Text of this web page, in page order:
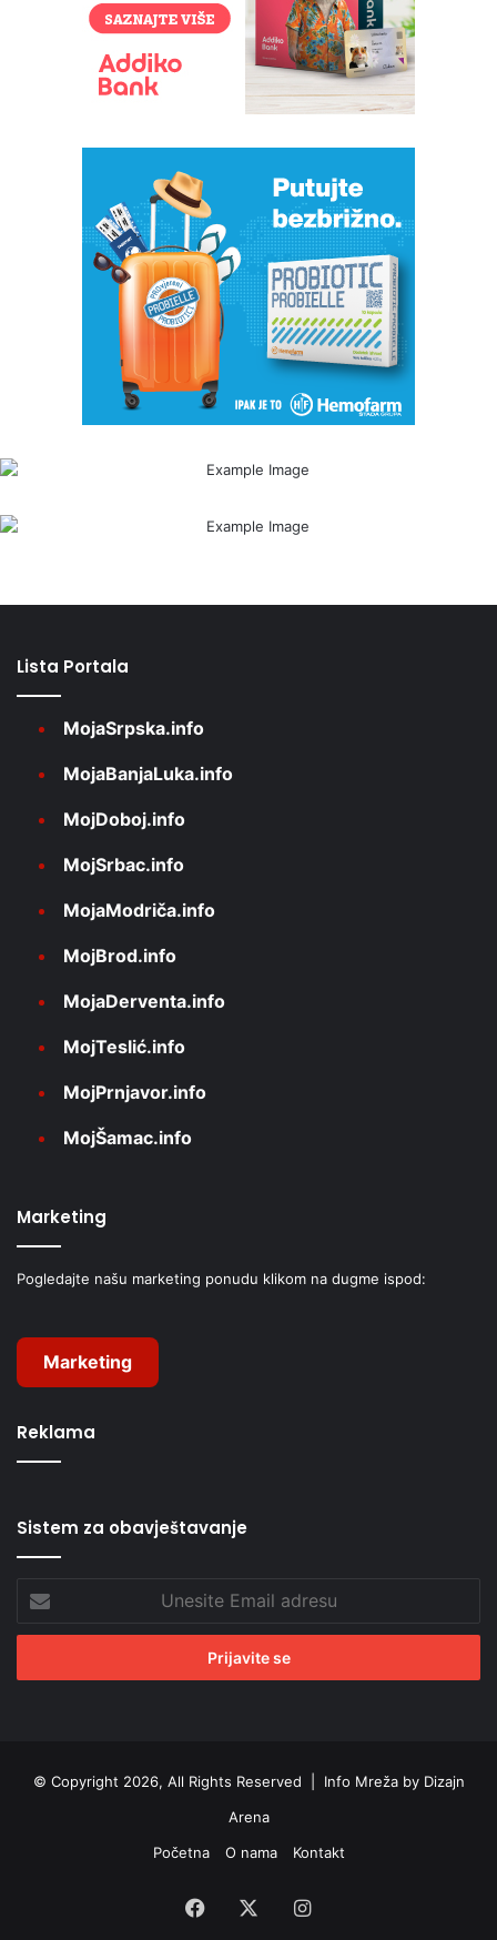
Lista Portala
MojaSrpska.info
MojaBanjaLuka.info
MojDoboj.info
MojSrbac.info
MojaModriča.info
MojBrod.info
MojaDerventa.info
MojTeslić.info
MojPrnjavor.info
MojŠamac.info
Marketing
Pogledajte našu marketing ponudu klikom na dugme ispod:
Marketing
Reklama
Sistem za obavještavanje
Email
adresu
© Copyright 2026, All Rights Reserved | Info Mreža by Dizajn
Arena
Početna
O nama Kontakt
Facebook Instagram